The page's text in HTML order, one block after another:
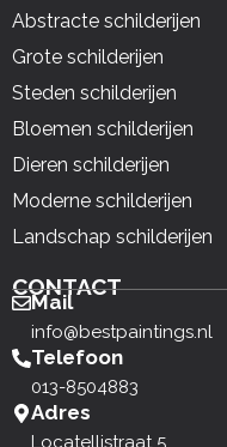
Abstracte schilderijen
Grote schilderijen
Steden schilderijen
Bloemen schilderijen
Dieren schilderijen
Moderne schilderijen
Landschap schilderijen
CONTACT
Mail
info@bestpaintings.nl
Telefoon
013-8504883
Adres
Locatellistraat 5